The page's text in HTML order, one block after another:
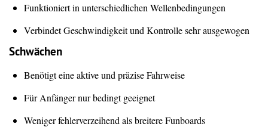
Funktioniert in unterschiedlichen Wellenbedingungen
Verbindet Geschwindigkeit und Kontrolle sehr ausgewogen
Schwächen
Benötigt eine aktive und präzise Fahrweise
Für Anfänger nur bedingt geeignet
Weniger fehlerverzeihend als breitere Funboards